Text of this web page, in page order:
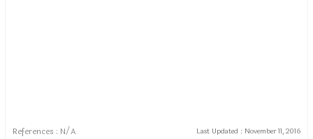
References : N/A Last Updated : November 11, 2016